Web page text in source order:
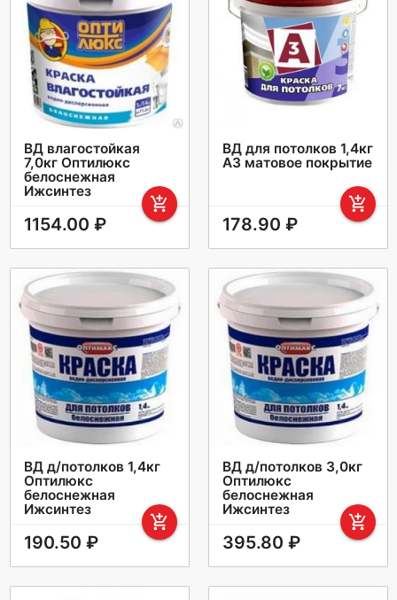
ВД влагостойкая
7,0кг Оптилюкс
белоснежная
Ижсинтез
add_shopping_cart
1154.00 ₽
ВД для потолков 1,4кг
А3 матовое покрытие
add_shopping_cart
178.90 ₽
ВД д/потолков 1,4кг
Оптилюкс
белоснежная
Ижсинтез
add_shopping_cart
190.50 ₽
ВД д/потолков 3,0кг
Оптилюкс
белоснежная
Ижсинтез
add_shopping_cart
395.80 ₽